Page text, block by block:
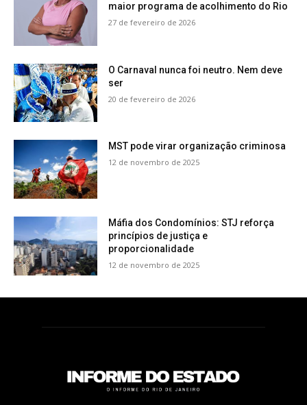
maior programa de acolhimento do Rio
27 de fevereiro de 2026
O Carnaval nunca foi neutro. Nem deve
ser
20 de fevereiro de 2026
MST pode virar organização criminosa
12 de novembro de 2025
Máfia dos Condomínios: STJ reforça
princípios de justiça e
proporcionalidade
12 de novembro de 2025